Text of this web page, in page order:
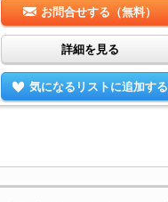
お問合せする（無料）
詳細を見る
気になるリストに追加する